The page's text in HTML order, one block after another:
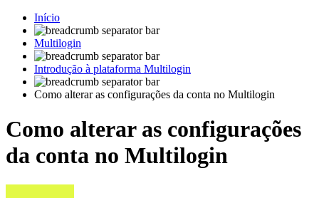
Início
Multilogin
Introdução à plataforma Multilogin
Como alterar as configurações da conta no Multilogin
Como alterar as configurações
da conta no Multilogin